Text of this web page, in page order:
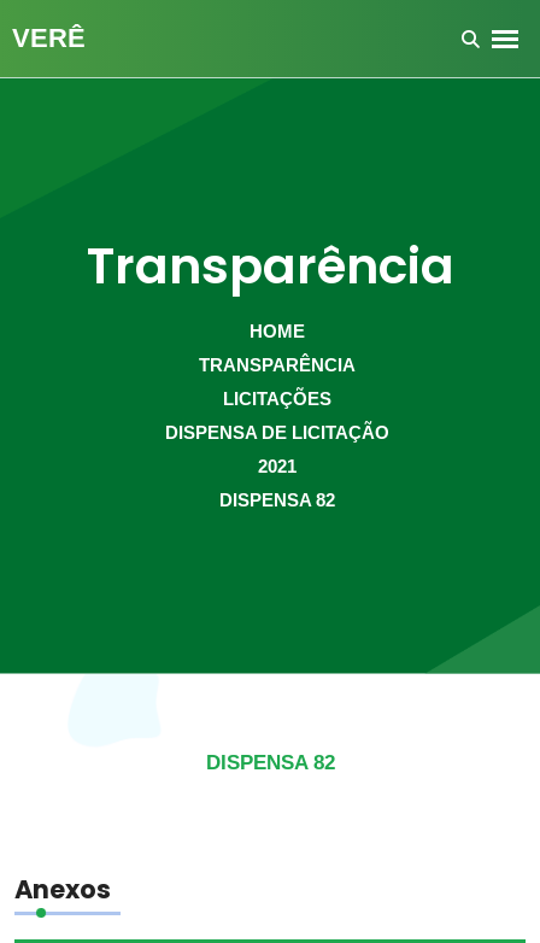
Transparência
HOME
TRANSPARÊNCIA
LICITAÇÕES
DISPENSA DE LICITAÇÃO
2021
DISPENSA 82
DISPENSA 82
Anexos